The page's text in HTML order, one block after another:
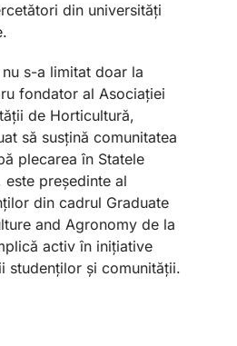
din universități
s-a limitat doar la
fondator al Asociației
de Horticultură,
să susțină comunitatea
plecarea în Statele
este președinte al
din cadrul Graduate
and Agronomy de la
activ în inițiative
studenților și comunității.